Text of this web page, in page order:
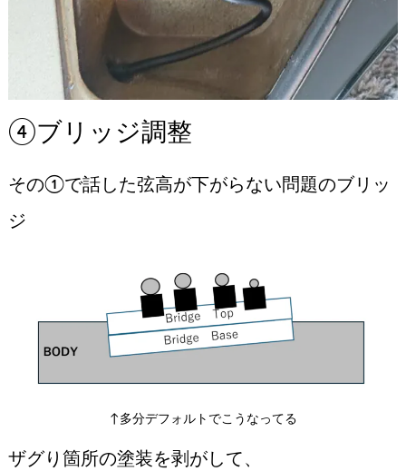
④ブリッジ調整
その①で話した弦高が下がらない問題のブリッ
ジ
↑多分デフォルトでこうなってる
ザグり箇所の塗装を剥がして、